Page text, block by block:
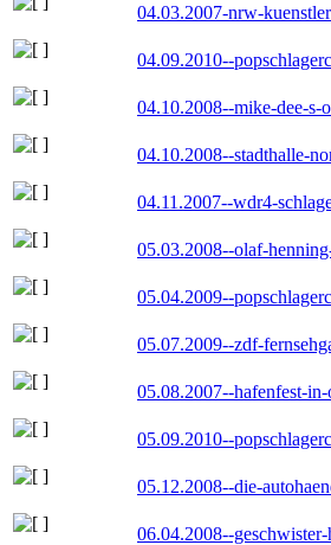
04.03.2007-nrw-
04.09.2010--
04.10.2008--mike-dee-
04.10.2008--stadthalle-
04.11.2007--wdr4-
05.03.2008--olaf-
05.04.2009--
05.07.2009--zdf-
05.08.2007--hafenfest-
05.09.2010--
05.12.2008--die-
06.04.2008--